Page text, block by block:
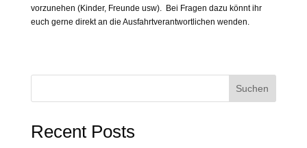
vorzunehen (Kinder, Freunde usw). Bei Fragen dazu könnt ihr
euch gerne direkt an die Ausfahrtverantwortlichen wenden.
Suchen
Recent Posts